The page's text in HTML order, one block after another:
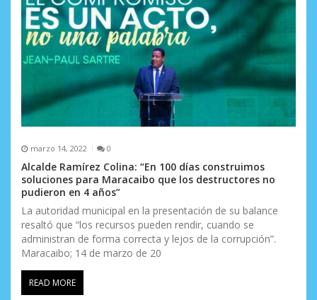
marzo 14, 2022 0
Alcalde Ramírez Colina: “En 100 días construimos
soluciones para Maracaibo que los destructores no
pudieron en 4 años”
La autoridad municipal en la presentación de su balance
resaltó que “los recursos pueden rendir, cuando se
administran de forma correcta y lejos de la corrupción”.
Maracaibo; 14 de marzo de 20
READ MORE